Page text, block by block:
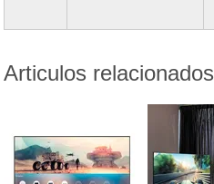
Articulos relacionados